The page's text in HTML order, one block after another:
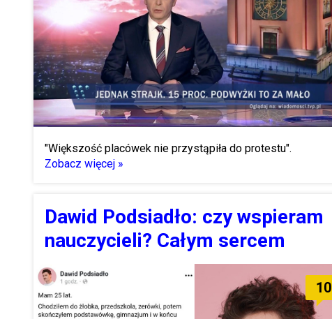
"Większość placówek nie przystąpiła do protestu".
Zobacz więcej »
Dawid Podsiadło: czy wspieram
nauczycieli? Całym sercem
10